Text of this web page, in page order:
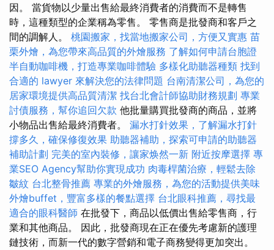
因。 當貨物以少量出售給最終消費者的消費而不是轉售
時，這種類型的企業稱為零售。 零售商是批發商和客戶之
間的調解人。 桃園搬家，找當地搬家公司，方便又實惠 苗
栗外燴，為您帶來高品質的外燴服務 了解如何申請台胞證
半自動咖啡機，打造專業咖啡體驗 多樣化助聽器種類 找到
合適的 lawyer 來解決您的法律問題 台南清潔公司，為您的
居家環境提供高品質清潔 找台北會計師協助財務規劃 專業
討債服務，幫你追回欠款 他批量購買批發商的商品，並將
小物品出售給最終消費者。 漏水打針效果，了解漏水打針
撐多久，確保修復效果 助聽器補助，探索可申請的助聽器
補助計劃 完美的室內裝修，讓家焕然一新 附近按摩選擇 專
業SEO Agency幫助你實現成功 肉毒桿菌治療，輕鬆去除
皺紋 台北整骨推薦 專業的外燴服務，為您的活動提供美味
外燴buffet，豐富多樣的餐點選擇 台北眼科推薦，尋找最
適合的眼科醫師 在批發下，商品以低價出售給零售商，行
業和其他商品。 因此，批發商現在正在優先考慮新的護理
鏈技術，而新一代的數字營銷和電子商務變得更加突出。